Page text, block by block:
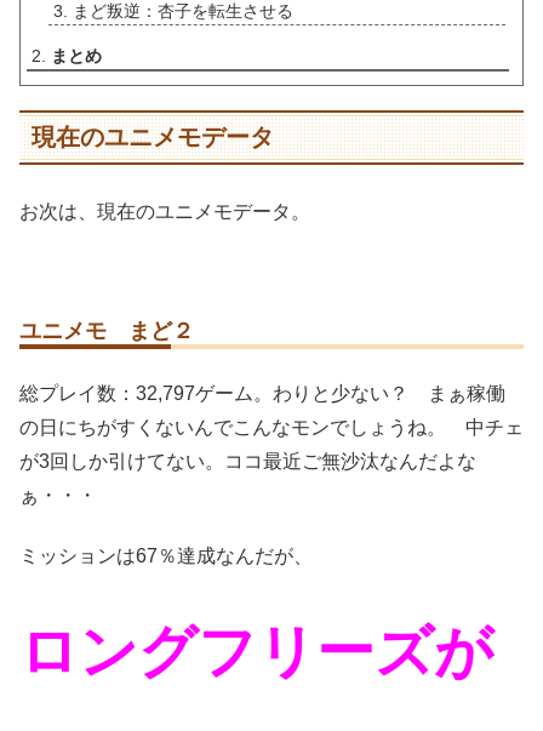
まど叛逆：杏子を転生させる
まとめ
現在のユニメモデータ
お次は、現在のユニメモデータ。
ユニメモ まど２
総プレイ数：32,797ゲーム。わりと少ない？ まぁ稼働
の日にちがすくないんでこんなモンでしょうね。 中チェ
が3回しか引けてない。ココ最近ご無沙汰なんだよな
ぁ・・・
ミッションは67％達成なんだが、
ロングフリーズが